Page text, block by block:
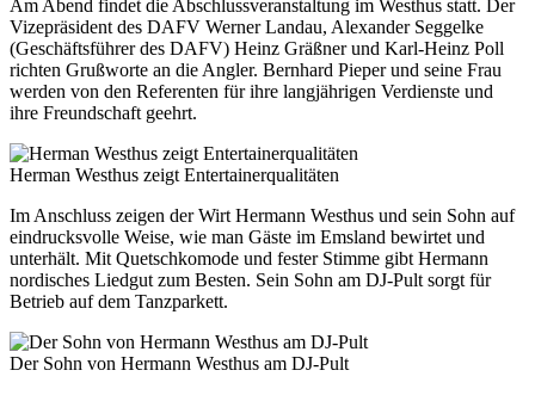
Am Abend findet die Abschlussveranstaltung im Westhus statt. Der
Vizepräsident des DAFV Werner Landau, Alexander Seggelke
(Geschäftsführer des DAFV) Heinz Gräßner und Karl-Heinz Poll
richten Grußworte an die Angler. Bernhard Pieper und seine Frau
werden von den Referenten für ihre langjährigen Verdienste und
ihre Freundschaft geehrt.
Herman Westhus zeigt Entertainerqualitäten
Im Anschluss zeigen der Wirt Hermann Westhus und sein Sohn auf
eindrucksvolle Weise, wie man Gäste im Emsland bewirtet und
unterhält. Mit Quetschkomode und fester Stimme gibt Hermann
nordisches Liedgut zum Besten. Sein Sohn am DJ-Pult sorgt für
Betrieb auf dem Tanzparkett.
Der Sohn von Hermann Westhus am DJ-Pult